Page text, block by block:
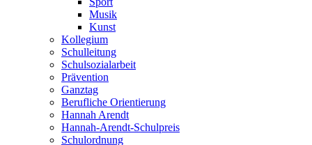
Musik
Kunst
Kollegium
Schulleitung
Schulsozialarbeit
Prävention
Ganztag
Berufliche Orientierung
Hannah Arendt
Hannah-Arendt-Schulpreis
Schulordnung